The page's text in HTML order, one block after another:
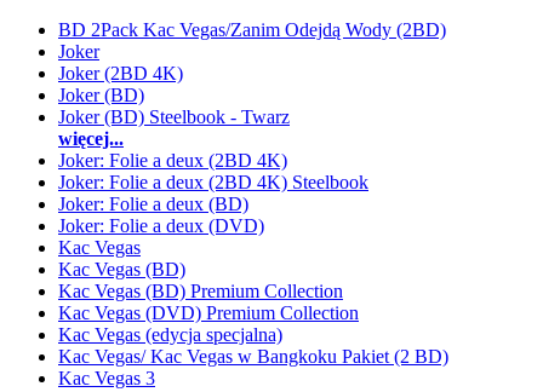
BD 2Pack Kac Vegas/Zanim Odejdą Wody (2BD)
Joker
Joker (2BD 4K)
Joker (BD)
Joker (BD) Steelbook - Twarz
więcej...
Joker: Folie a deux (2BD 4K)
Joker: Folie a deux (2BD 4K) Steelbook
Joker: Folie a deux (BD)
Joker: Folie a deux (DVD)
Kac Vegas
Kac Vegas (BD)
Kac Vegas (BD) Premium Collection
Kac Vegas (DVD) Premium Collection
Kac Vegas (edycja specjalna)
Kac Vegas/ Kac Vegas w Bangkoku Pakiet (2 BD)
Kac Vegas 3